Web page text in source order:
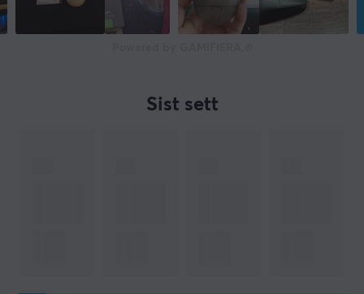
Sist sett